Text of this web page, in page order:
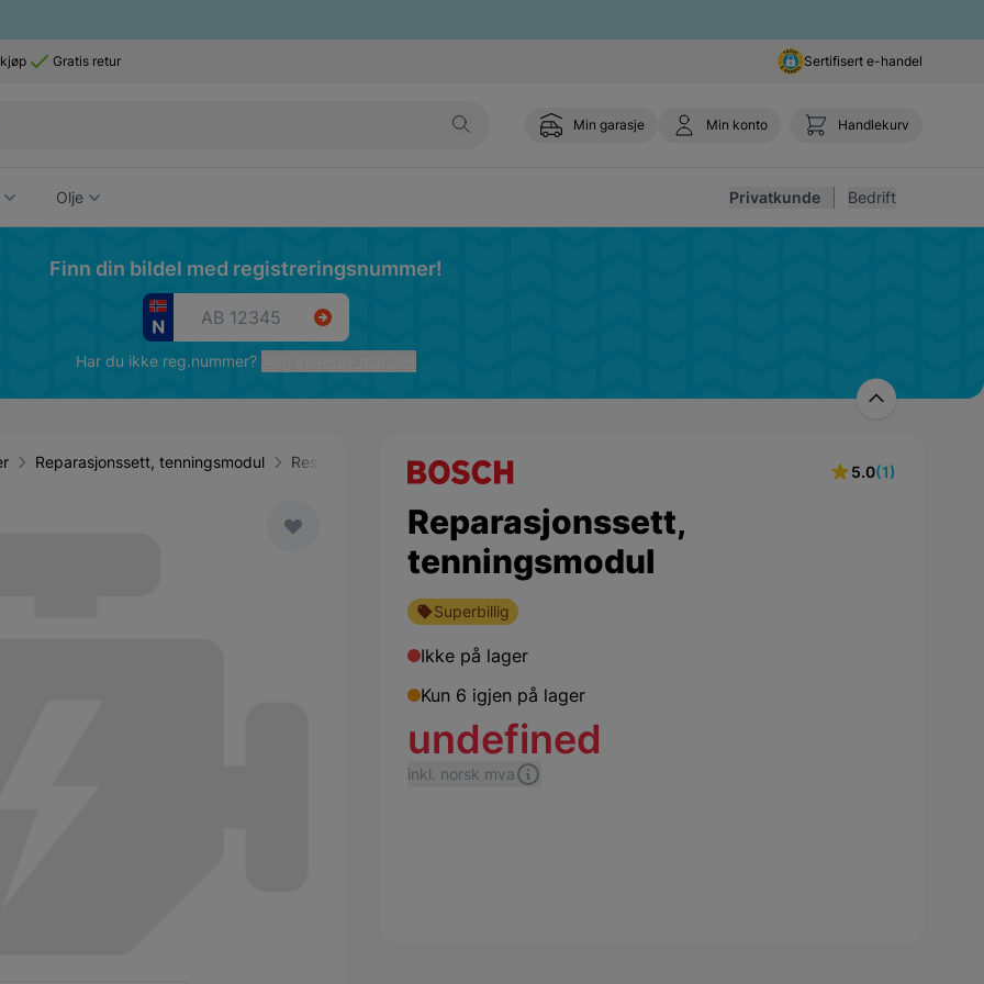
Gratis retur Sertifisert e-handel
Min garasje Min konto Handlekurv
Olje Privatkunde Bedrift
Finn din bildel med registreringsnummer!
Har du ikke reg.nummer?
Reparasjonssett, tenningsmodul Reservedeler
5.0(1)
Reparasjonssett,
tenningsmodul
Superbillig
Ikke på lager
Kun 6 igjen på lager
undefined
inkl. norsk mva